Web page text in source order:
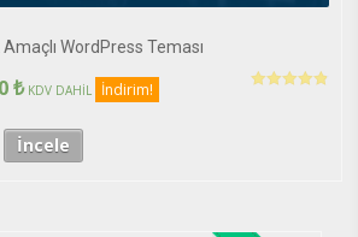
WordPress Teması
₺ KDV DAHİL İndirim!
İncele